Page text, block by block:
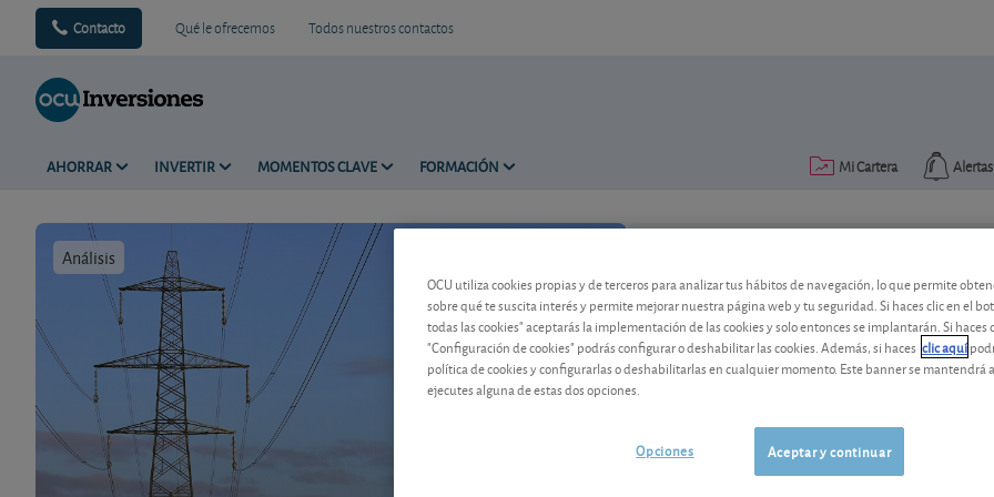
Contacto Qué le ofrecemos Todos nuestros contactos
AHORRAR INVERTIR MOMENTOS CLAVE FORMACIÓN Alertas
Mi Cartera
Análisis
Red Eléctrica hace gala de
El transportista de electricidad en
endeudamiento, pagará en enero de
OCU utiliza cookies propias y de terceros para analizar tus hábitos de navegación, lo que permite
sobre qué te suscita interés y permite mejorar nuestra página web y tu seguridad. Si haces clic en el
todas las cookies" aceptarás la implementación de las cookies y solo entonces se implantarán. Si haces
"Configuración de cookies" podrás configurar o deshabilitar las cookies. Además, si haces clic aquí
política de cookies y configurarlas o deshabilitarlas en cualquier momento. Este banner se mantendrá
ejecutes alguna de estas dos opciones.
Aceptar y continuar
Opciones